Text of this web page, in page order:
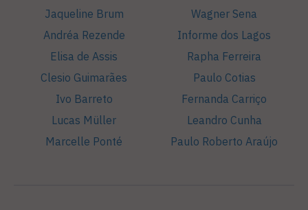
Jaqueline Brum
Andréa Rezende
Elisa de Assis
Clesio Guimarães
Ivo Barreto
Lucas Müller
Marcelle Ponté
Wagner Sena
Informe dos Lagos
Rapha Ferreira
Paulo Cotias
Fernanda Carriço
Leandro Cunha
Paulo Roberto Araújo